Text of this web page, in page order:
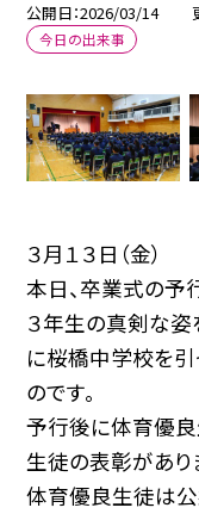
公開日 2026/03/14
今日の出来事
３月１３日（金）
本日、卒業式の予
３年生の真剣な姿
に桜橋中学校を引
のです。
予行後に体育優
生徒の表彰があり
体育優良生徒は